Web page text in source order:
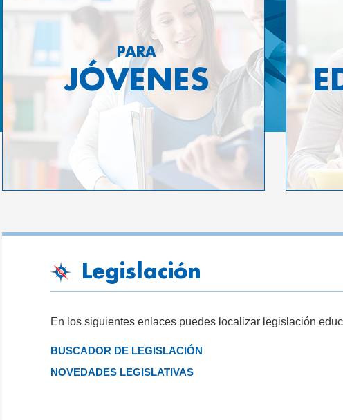
PARA
JÓVENES
Legislación
En los siguientes enlaces puedes localizar legislación
BUSCADOR DE LEGISLACIÓN
NOVEDADES LEGISLATIVAS